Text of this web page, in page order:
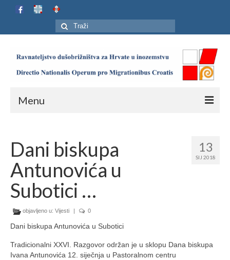
Search
for:
Menu
Ustroj
Adresar
Karta
Jubilej HIP-a
Ljetna škola
Kontakt
13
SIJ 2018
Dani biskupa
Antunovića u
Subotici …
objavljeno u: Vijesti | 0
Dani biskupa Antunovića u Subotici
Tradicionalni XXVI. Razgovor održan je u sklopu Dana biskupa
Ivana Antunovića 12. siječnja u Pastoralnom centru